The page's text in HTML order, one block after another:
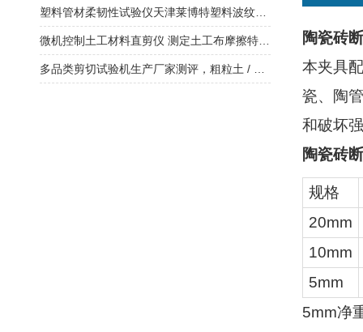
陶瓷砖
本夹具
瓷、陶
和破坏
陶瓷砖
规格
20mm
10mm
5mm
5mm净